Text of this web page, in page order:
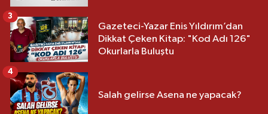
Gazeteci-Yazar Enis Yıldırım’dan
Dikkat Çeken Kitap: "Kod Adı 126"
Okurlarla Buluştu
3
Salah gelirse Asena ne yapacak?
4